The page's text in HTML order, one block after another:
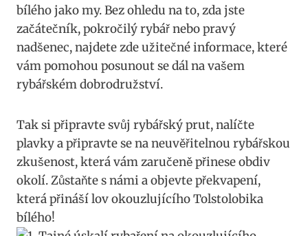
bílého jako⁤ my. Bez ohledu na to, zda jste⁣
začátečník, pokročilý rybář nebo pravý
‌nadšenec,⁣ najdete zde užitečné informace, které
vám pomohou posunout ⁢se ‌dál na vašem
rybářském​ dobrodružství.
Tak si připravte svůj rybářský prut,‌ nalíčte
plavky a připravte se ⁤na‍ neuvěřitelnou rybářskou
zkušenost, která vám zaručeně‍ přinese obdiv‌
okolí. Zůstaňte s námi a objevte překvapení,
která ‌přináší lov ‌okouzlujícího Tolstolobika
bílého!